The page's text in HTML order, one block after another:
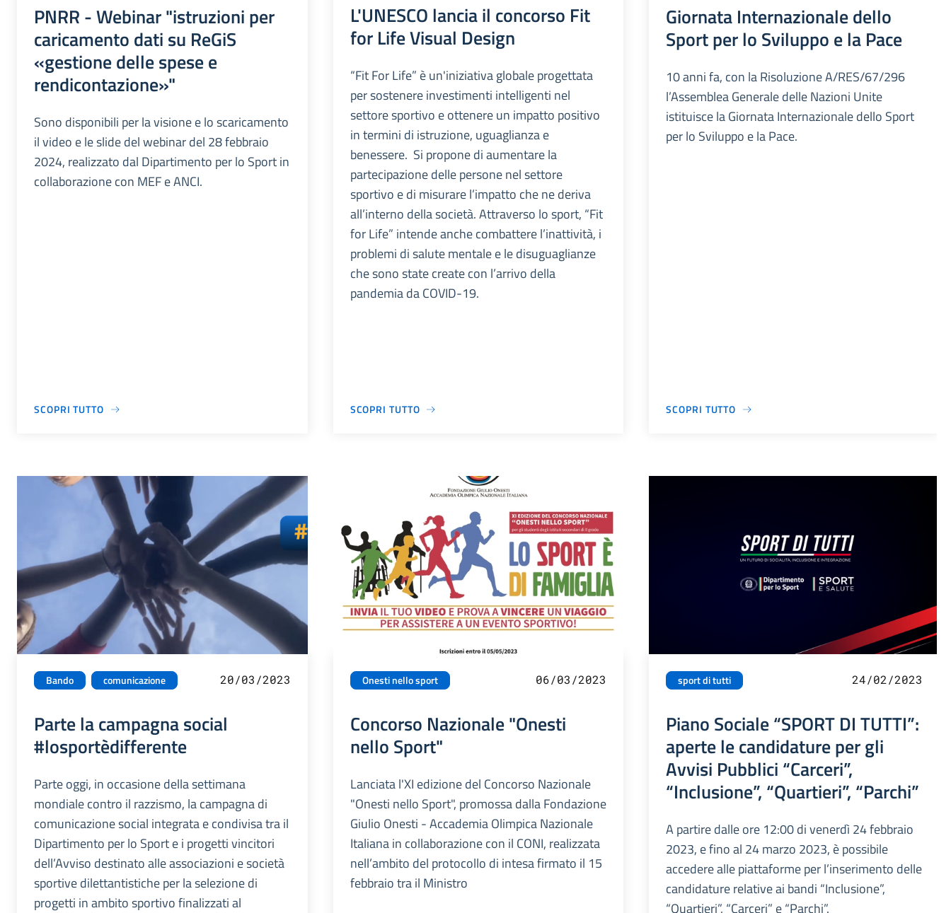
PNRR - Webinar "istruzioni per
caricamento dati su ReGiS
«gestione delle spese e
rendicontazione»"
Sono disponibili per la visione e lo scaricamento
il video e le slide del webinar del 28 febbraio
2024, realizzato dal Dipartimento per lo Sport in
collaborazione con MEF e ANCI.
SCOPRI TUTTO
L'UNESCO lancia il concorso Fit
for Life Visual Design
“Fit For Life” è un'iniziativa globale progettata
per sostenere investimenti intelligenti nel
settore sportivo e ottenere un impatto positivo
in termini di istruzione, uguaglianza e
benessere. Si propone di aumentare la
partecipazione delle persone nel settore
sportivo e di misurare l’impatto che ne deriva
all’interno della società. Attraverso lo sport, “Fit
for Life” intende anche combattere l’inattività, i
problemi di salute mentale e le disuguaglianze
che sono state create con l’arrivo della
pandemia da COVID-19.
SCOPRI TUTTO
Giornata Internazionale dello
Sport per lo Sviluppo e la Pace
10 anni fa, con la Risoluzione A/RES/67/296
l’Assemblea Generale delle Nazioni Unite
istituisce la Giornata Internazionale dello Sport
per lo Sviluppo e la Pace.
SCOPRI TUTTO
Bando comunicazione 20/03/2023
Parte la campagna social
#losportèdifferente
Parte oggi, in occasione della settimana
mondiale contro il razzismo, la campagna di
comunicazione social integrata e condivisa tra il
Dipartimento per lo Sport e i progetti vincitori
dell’Avviso destinato alle associazioni e società
sportive dilettantistiche per la selezione di
progetti in ambito sportivo finalizzati al
Onesti nello sport 06/03/2023
Concorso Nazionale "Onesti
nello Sport"
Lanciata l'XI edizione del Concorso Nazionale
"Onesti nello Sport", promossa dalla Fondazione
Giulio Onesti - Accademia Olimpica Nazionale
Italiana in collaborazione con il CONI, realizzata
nell’ambito del protocollo di intesa firmato il 15
febbraio tra il Ministro
sport di tutti 24/02/2023
Piano Sociale “SPORT DI TUTTI”:
aperte le candidature per gli
Avvisi Pubblici “Carceri”,
“Inclusione”, “Quartieri”, “Parchi”
A partire dalle ore 12:00 di venerdì 24 febbraio
2023, e fino al 24 marzo 2023, è possibile
accedere alle piattaforme per l’inserimento delle
candidature relative ai bandi “Inclusione”,
“Quartieri”, “Carceri” e “Parchi”.